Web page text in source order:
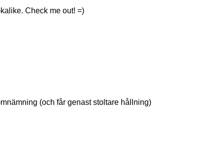
Check me out! =)
(och får genast stoltare hållning)